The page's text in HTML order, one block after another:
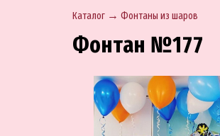
Каталог → Фонтаны из шаров
Фонтан №177